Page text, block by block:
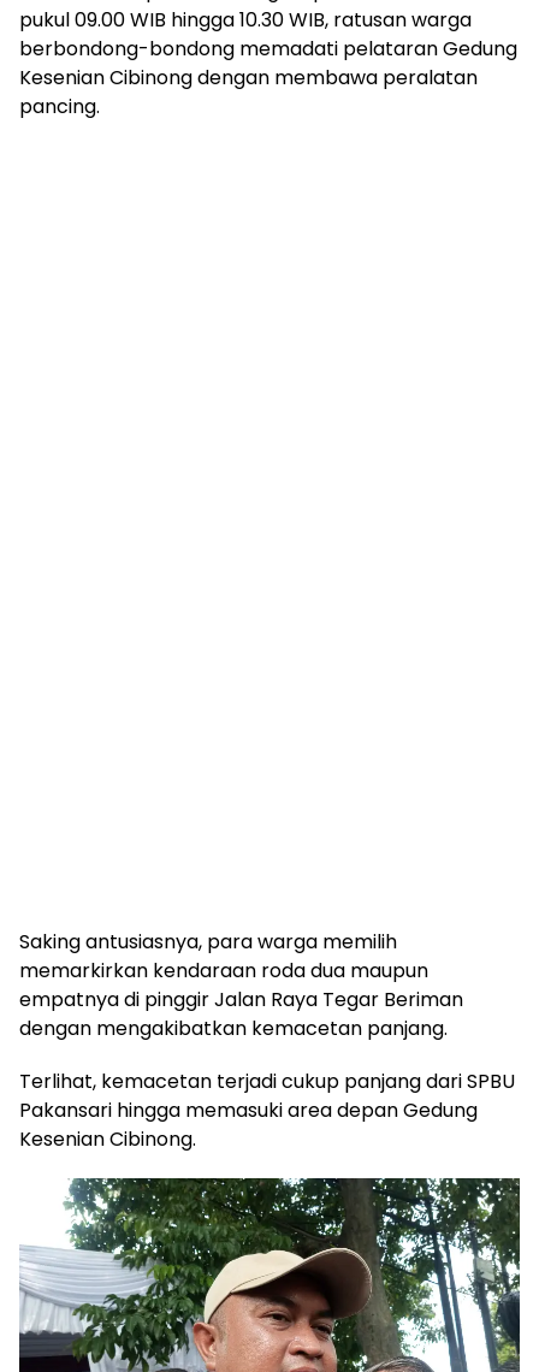
pukul 09.00 WIB hingga 10.30 WIB, ratusan warga
berbondong-bondong memadati pelataran Gedung
Kesenian Cibinong dengan membawa peralatan
pancing.
Saking antusiasnya, para warga memilih
memarkirkan kendaraan roda dua maupun
empatnya di pinggir Jalan Raya Tegar Beriman
dengan mengakibatkan kemacetan panjang.
Terlihat, kemacetan terjadi cukup panjang dari SPBU
Pakansari hingga memasuki area depan Gedung
Kesenian Cibinong.